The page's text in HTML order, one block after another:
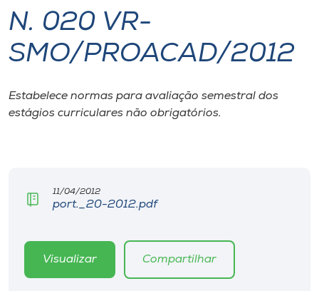
I.nova
Cultura
Biblioteca
Editora
N. 020 VR-
SMO/PROACAD/2012
Estabelece normas para avaliação semestral dos
estágios curriculares não obrigatórios.
11/04/2012
port._20-2012.pdf
Visualizar Compartilhar